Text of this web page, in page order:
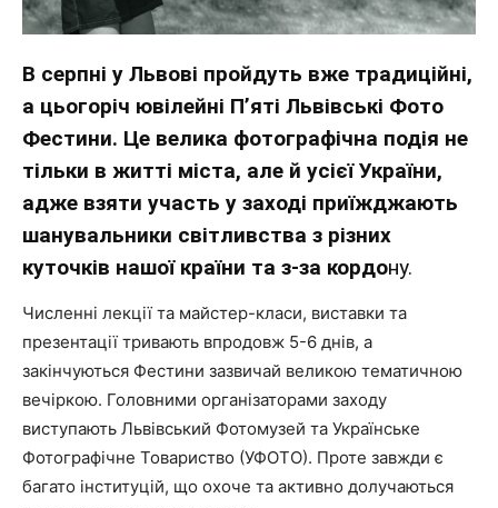
В серпні у Львові пройдуть вже традиційні,
а цьогоріч ювілейні П’яті Львівські Фото
Фестини. Це велика фотографічна подія не
тільки в житті міста, але й усієї України,
адже взяти участь у заході приїжджають
шанувальники світливства з різних
куточків нашої країни та з-за кордону.
Численні лекції та майстер-класи, виставки та
презентації тривають впродовж 5-6 днів, а
закінчуються Фестини зазвичай великою тематичною
вечіркою. Головними організаторами заходу
виступають Львівський Фотомузей та Українське
Фотографічне Товариство (УФОТО). Проте завжди є
багато інституцій, що охоче та активно долучаються